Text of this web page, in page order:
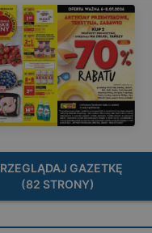
GAZETKĘ
(82 STRONY)